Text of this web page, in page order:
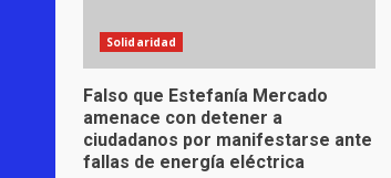
Solidaridad
Falso que Estefanía Mercado
amenace con detener a
ciudadanos por manifestarse ante
fallas de energía eléctrica